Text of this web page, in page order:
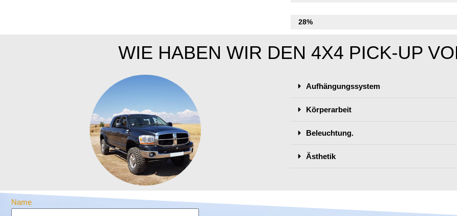
Zubehör
28%
WIE HABEN WIR DEN 4X4 PICK-UP
Aufhängungssystem
Körperarbeit
Beleuchtung.
Ästhetik
Name